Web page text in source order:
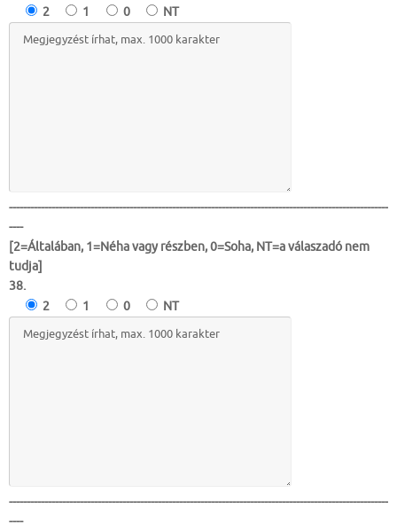
2
1 0 NT
-----------------------------------------------------------------------------------------------------------
----
[2=Általában, 1=Néha vagy részben, 0=Soha, NT=a válaszadó nem
tudja]
38.
2
1 0 NT
-----------------------------------------------------------------------------------------------------------
----